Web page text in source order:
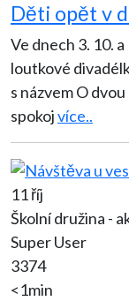
Děti opět v
Ve dnech 3. 10.
loutkové
s názvem O
spokojvíce..
11 říj
Školní družina -
Super User
3374
<1min